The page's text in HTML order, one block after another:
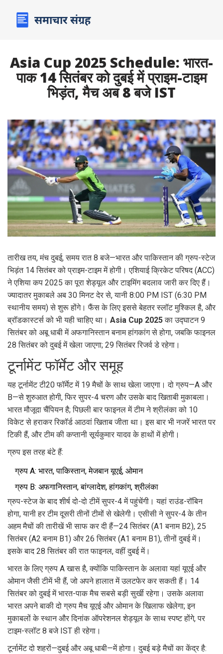
Asia Cup 2025 Schedule: भारत-
पाक 14 सितंबर को दुबई में प्राइम-टाइम
भिड़ंत, मैच अब 8 बजे IST
तारीख तय, मंच दुबई, समय रात 8 बजे—भारत और पाकिस्तान की ग्रुप-स्टेज
भिड़ंत 14 सितंबर को प्राइम-टाइम में होगी। एशियाई क्रिकेट परिषद (ACC)
ने एशिया कप 2025 का पूरा शेड्यूल और टाइमिंग बदलाव जारी कर दिए हैं।
ज्यादातर मुकाबले अब 30 मिनट देर से, यानी 8:00 PM IST (6:30 PM
स्थानीय समय) से शुरू होंगे। फैंस के लिए इससे बेहतर स्लॉट मुश्किल है, और
ब्रॉडकास्टर्स को भी यही चाहिए था। Asia Cup 2025का उद्घाटन 9
सितंबर को अबू धाबी में अफगानिस्तान बनाम हांगकांग से होगा, जबकि फाइनल
28 सितंबर को दुबई में खेला जाएगा; 29 सितंबर रिजर्व डे रहेगा।
टूर्नामेंट फॉर्मेट और समूह
यह टूर्नामेंट टी20 फॉर्मेट में 19 मैचों के साथ खेला जाएगा। दो ग्रुप—A और
B—से शुरुआत होगी, फिर सुपर-4 चरण और उसके बाद खिताबी मुकाबला।
भारत मौजूदा चैंपियन है; पिछली बार फाइनल में टीम ने श्रीलंका को 10
विकेट से हराकर रिकॉर्ड आठवां खिताब जीता था। इस बार भी नजरें भारत पर
टिकी हैं, और टीम की कप्तानी सूर्यकुमार यादव के हाथों में होगी।
ग्रुप इस तरह बंटे हैं:
ग्रुप A: भारत, पाकिस्तान, मेजबान यूएई, ओमान
ग्रुप B: अफगानिस्तान, बांग्लादेश, हांगकांग, श्रीलंका
ग्रुप-स्टेज के बाद शीर्ष दो-दो टीमें सुपर-4 में पहुंचेंगी। यहां राउंड-रॉबिन
होगा, यानी हर टीम दूसरी तीनों टीमों से खेलेगी। एसीसी ने सुपर-4 के तीन
अहम मैचों की तारीखें भी साफ कर दी हैं—24 सितंबर (A1 बनाम B2), 25
सितंबर (A2 बनाम B1) और 26 सितंबर (A1 बनाम B1), तीनों दुबई में।
इसके बाद 28 सितंबर की रात फाइनल, वहीं दुबई में।
भारत के लिए ग्रुप A खास है, क्योंकि पाकिस्तान के अलावा यहां यूएई और
ओमान जैसी टीमें भी हैं, जो अपने हालात में उलटफेर कर सकती हैं। 14
सितंबर को दुबई में भारत-पाक मैच सबसे बड़ी सुर्खी रहेगा। उसके अलावा
भारत अपने बाकी दो ग्रुप मैच यूएई और ओमान के खिलाफ खेलेगा; इन
मुकाबलों के स्थान और दिनांक ऑपरेशनल शेड्यूल के साथ स्पष्ट होंगे, पर
टाइम-स्लॉट 8 बजे IST ही रहेगा।
टूर्नामेंट दो शहरों—दुबई और अबू धाबी—में होगा। दुबई बड़े मैचों का केंद्र है: